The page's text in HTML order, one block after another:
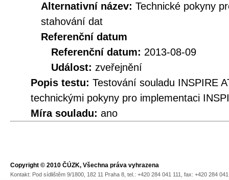
Alternativní název: Technické pokyny
stahování dat
Referenční datum
Referenční datum: 2013-08-09
Událost: zveřejnění
Popis testu: Testování souladu INSPIRE
technickými pokyny pro implementaci
Míra souladu: ano
Copyright © 2010 ČÚZK, Všechna práva vyhrazena
Kontakt: Pod sídlištěm 9/1800, 182 11 Praha 8, tel.: +420 284 041 111, fax: +420 284